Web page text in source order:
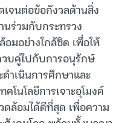
จนต่อข้อกังวลด้านสิ่ง
นร่วมกับกระทรวง
มอย่างใกล้ชิด เพื่อให้
วบคู่ไปกับการอนุรักษ์
ำเนินการศึกษาและ
โนโลยีการเจาะอุโมงค์
ล้อมได้ดีที่สุด เพื่อความ